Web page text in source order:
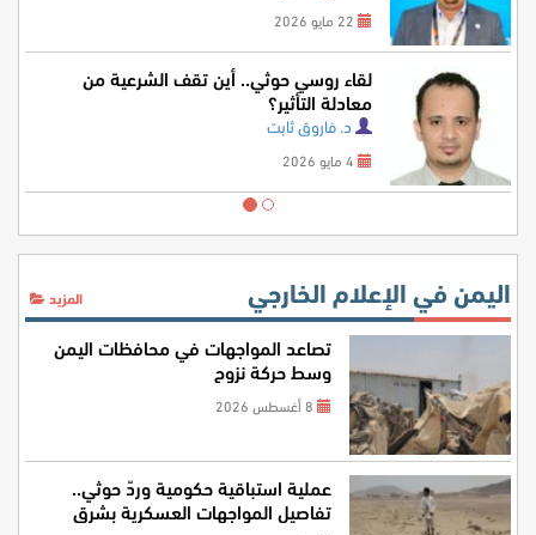
لقاء روسي حوثي.. أين تقف الشرعية من
معادلة التأثير؟
د. فاروق ثابت
اليمن في الإعلام الخارجي المزيد
تصاعد المواجهات في محافظات اليمن
وسط حركة نزوح
عملية استباقية حكومية وردّ حوثي..
تفاصيل المواجهات العسكرية بشرق